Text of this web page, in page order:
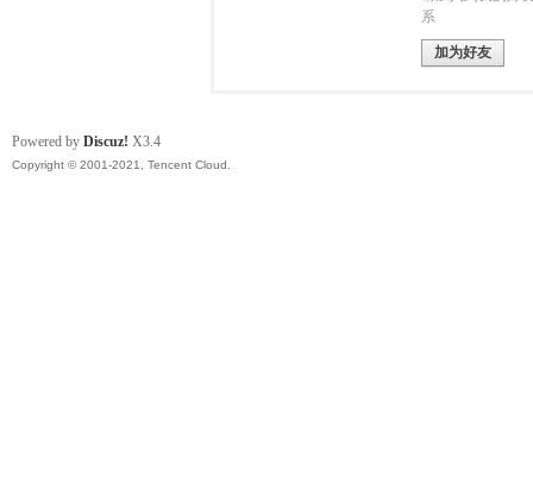
系
加为好友
Powered by Discuz! X3.4
Copyright © 2001-2021, Tencent Cloud.